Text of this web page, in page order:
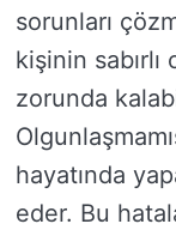
sorunları
kişinin
zorunda
hayatında
eder. Bu